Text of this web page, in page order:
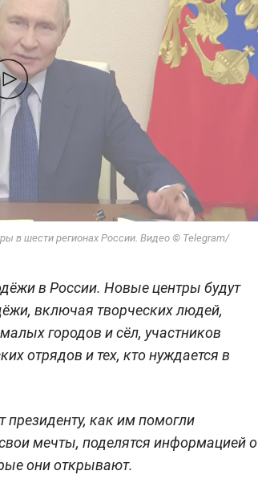
в шести регионах России. Видео © Telegram/
в России. Новые центры будут
включая творческих людей,
городов и сёл, участников
отрядов и тех, кто нуждается в
как им помогли
мечты, поделятся информацией о
они открывают.